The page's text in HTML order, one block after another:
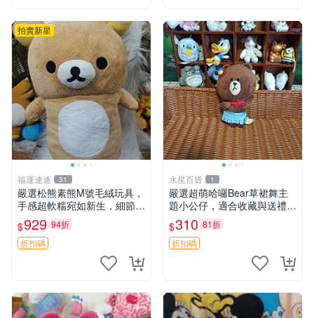
拍賣新星
福運連連 31
嚴選松熊素熊M號毛絨玩具，
手感超軟糯宛如新生，細節精
緻完美無瑕，推薦送禮或珍
藏，中古狀態保養得宜。 松
熊 素熊 毛絨doll
$929 94折
折扣碼
水星百貨 1
嚴選超萌哈囉Bear草裙舞主
題小公仔，適合收藏與送禮 1
00 克 哈囉Bear 草裙舞
$310 81折
折扣碼